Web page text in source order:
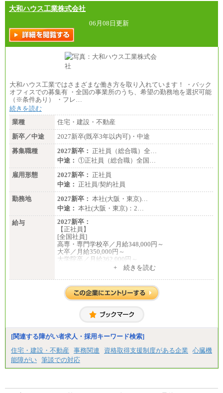
す。
中途：
全職種共通
月給制
226,600円～390,100円（勤務地域等により異なりま
す）
・ご経験やスキルを考慮し、選考の中で決定いたし
ます。
・試用期間中も同額支給します。
大和ハウス工業株式会社
06月08日更新
大和ハウス工業ではさまざまな働き方を取り入れています！ ・バック
オフィスでの募集有 ・全国の事業所のうち、希望の勤務地を選択可能
（※条件あり） ・フレ…
続きを読む
業種
住宅・建設・不動産
新卒／中途
2027新卒(既卒3年以内可)・中途
募集職種
2027新卒： 正社員（総合職）全…
中途： ①正社員（総合職）全国…
雇用形態
2027新卒： 正社員
中途： 正社員/契約社員
勤務地
2027新卒： 本社(大阪・東京)…
中途： 本社(大阪・東京)：2…
給与
2027新卒：
【正社員】
[全国社員]
高専・専門学校卒／月給348,000円～
大卒／月給350,000円～
大学院卒／月給362,000円～
[地域社員]月給295,000円～
【正社員】
[全国社員]月給348,000円～
[地域社員]月給295,000円～
【契約社員】月給200,000円～
+ 続きを読む
[関連する障がい者求人・採用キーワード検索]
住宅・建設・不動産
事務関連 資格取得支援制度がある企業
心臓機
能障がい 筆談での対応